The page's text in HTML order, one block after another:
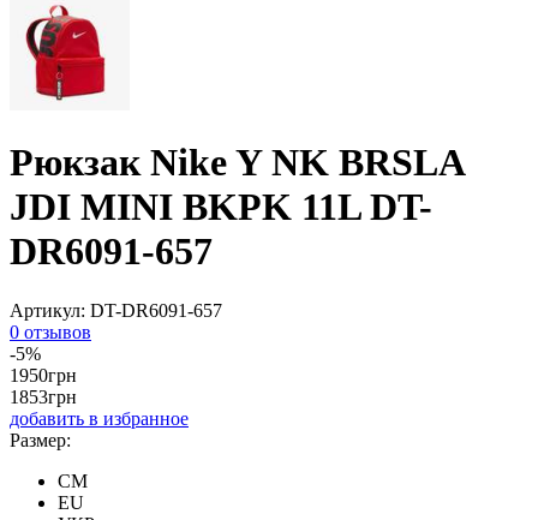
Рюкзак Nike Y NK BRSLA
JDI MINI BKPK 11L DT-
DR6091-657
Артикул: DT-DR6091-657
0 отзывов
-5%
1950грн
1853грн
добавить в избранное
Размер:
CM
EU